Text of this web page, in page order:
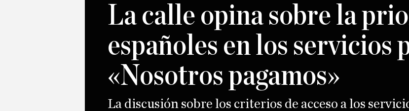
La calle opina sobre la
españoles en los servicios
«Nosotros pagamos»
La discusión sobre los criterios de acceso a los